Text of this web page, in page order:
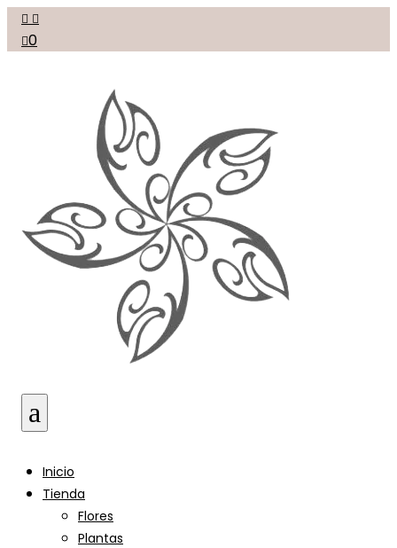
 
0
a
Inicio
Tienda
Flores
Plantas